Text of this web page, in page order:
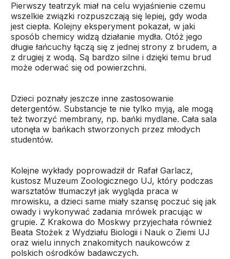
Pierwszy teatrzyk miał na celu wyjaśnienie czemu
wszelkie związki rozpuszczają się lepiej, gdy woda
jest ciepła. Kolejny eksperyment pokazał, w jaki
sposób chemicy widzą działanie mydła. Otóż jego
długie łańcuchy łączą się z jednej strony z brudem, a
z drugiej z wodą. Są bardzo silne i dzięki temu brud
może oderwać się od powierzchni.
Dzieci poznały jeszcze inne zastosowanie
detergentów. Substancje te nie tylko myją, ale mogą
też tworzyć membrany, np. bańki mydlane. Cała sala
utonęła w bańkach stworzonych przez młodych
studentów.
Kolejne wykłady poprowadził dr Rafał Garlacz,
kustosz Muzeum Zoologicznego UJ, który podczas
warsztatów tłumaczył jak wygląda praca w
mrowisku, a dzieci same miały szansę poczuć się jak
owady i wykonywać zadania mrówek pracując w
grupie. Z Krakowa do Moskwy przyjechała również
Beata Stożek z Wydziału Biologii i Nauk o Ziemi UJ
oraz wielu innych znakomitych naukowców z
polskich ośrodków badawczych.